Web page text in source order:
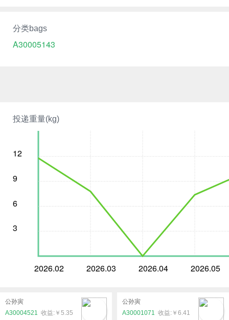
投递重量(kg)
12
9
6
3
2026.02 2026.03 2026.04 2026.05
公孙寅
A30004521
￥5.35
公孙寅
A30001071
￥6.41
分类bags
A30005143